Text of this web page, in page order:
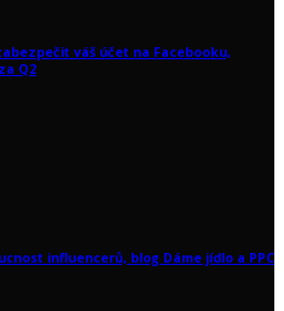
váš účet na Facebooku,
Q2
influencerů, blog Dáme jídlo a PPC